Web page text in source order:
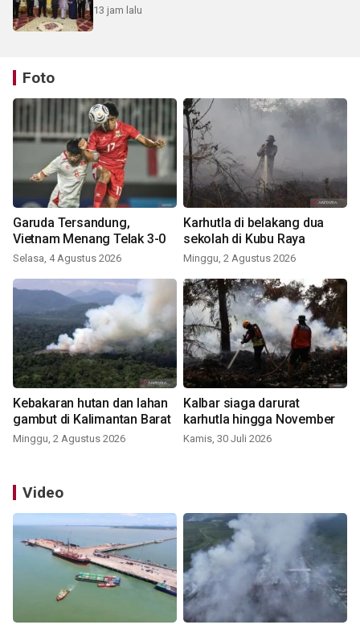
13 jam lalu
Foto
Garuda Tersandung,
Vietnam Menang Telak 3-0
Selasa, 4 Agustus 2026
Karhutla di belakang dua
sekolah di Kubu Raya
Minggu, 2 Agustus 2026
Kebakaran hutan dan lahan
gambut di Kalimantan Barat
Minggu, 2 Agustus 2026
Kalbar siaga darurat
karhutla hingga November
Kamis, 30 Juli 2026
Video